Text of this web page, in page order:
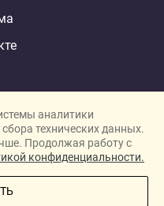
Dubai
London
аналитики
технических данных.
Продолжая работу с
конфиденциальности.